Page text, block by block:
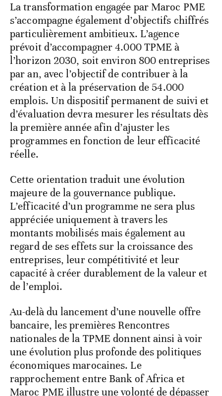
La transformation engagée par Maroc PME
s’accompagne également d’objectifs chiffrés
particulièrement ambitieux. L’agence
prévoit d’accompagner 4.000 TPME à
l’horizon 2030, soit environ 800 entreprises
par an, avec l’objectif de contribuer à la
création et à la préservation de 54.000
emplois. Un dispositif permanent de suivi et
d’évaluation devra mesurer les résultats dès
la première année afin d’ajuster les
programmes en fonction de leur efficacité
réelle.
Cette orientation traduit une évolution
majeure de la gouvernance publique.
L’efficacité d’un programme ne sera plus
appréciée uniquement à travers les
montants mobilisés mais également au
regard de ses effets sur la croissance des
entreprises, leur compétitivité et leur
capacité à créer durablement de la valeur et
de l’emploi.
Au-delà du lancement d’une nouvelle offre
bancaire, les premières Rencontres
nationales de la TPME donnent ainsi à voir
une évolution plus profonde des politiques
économiques marocaines. Le
rapprochement entre Bank of Africa et
Maroc PME illustre une volonté de dépasser